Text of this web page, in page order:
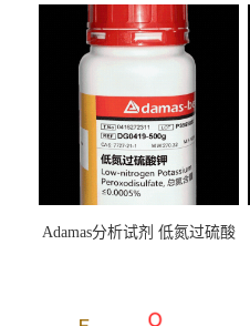
Adamas分析试剂 低氮过硫酸
（泰坦现货供应）